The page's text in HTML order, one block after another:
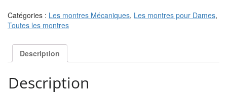
Catégories : Les montres Mécaniques, Les montres pour Dames,
Toutes les montres
Description
Description